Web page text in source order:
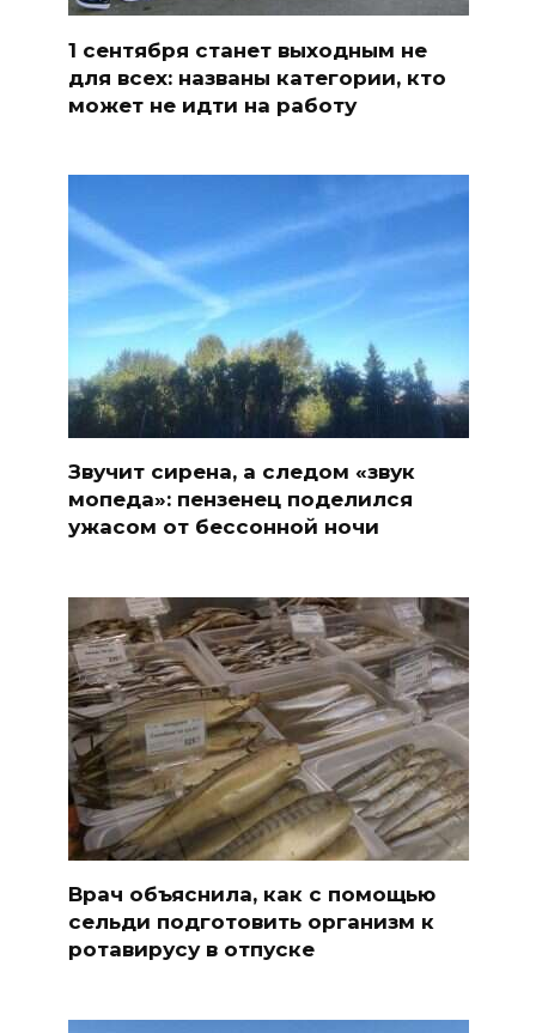
1 сентября станет выходным не
для всех: названы категории, кто
может не идти на работу
Звучит сирена, а следом «звук
мопеда»: пензенец поделился
ужасом от бессонной ночи
Врач объяснила, как с помощью
сельди подготовить организм к
ротавирусу в отпуске